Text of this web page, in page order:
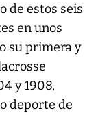
de estos seis
en unos
su primera y
y 1908,
deporte de